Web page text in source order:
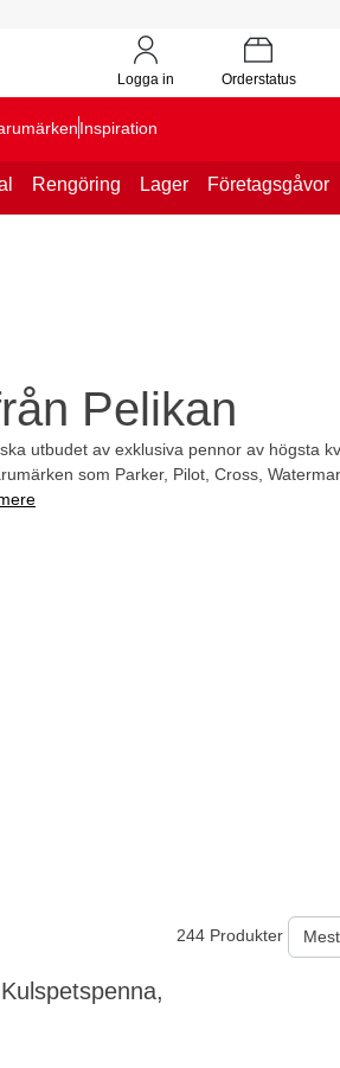
Logga in Orderstatus
Inspiration
Rengöring Lager Företagsgåvor
Pelikan
utbudet av exklusiva pennor av högsta
som Parker, Pilot, Cross,
244 Produkter